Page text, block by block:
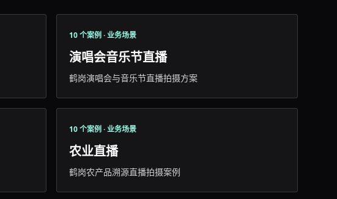
10 个案例 · 业务场景
演唱会音乐节直播
鹤岗演唱会与音乐节直播拍摄方案
10 个案例 · 业务场景
农业直播
鹤岗农产品溯源直播拍摄案例